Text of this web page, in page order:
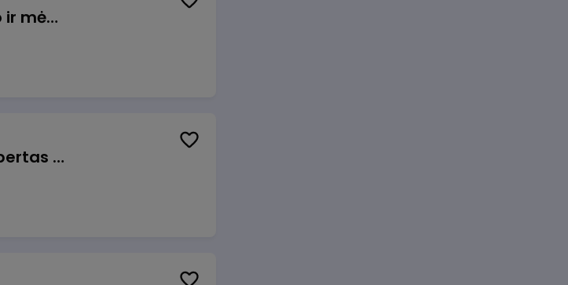
Užsakymų komplektuotojas (-a) Pieno ir mėsos sandėlyje
Veiklos užtikrinimo ir atitikties vyr. ekspertas (-ė) (Vilnius, LT)